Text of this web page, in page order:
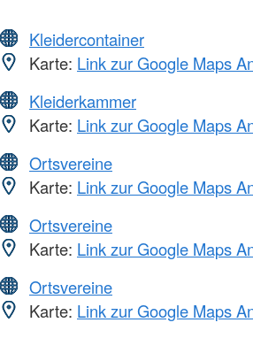
Kleidercontainer
Karte: Link zur Google Maps
Kleiderkammer
Karte: Link zur Google Maps
Ortsvereine
Karte: Link zur Google Maps
Ortsvereine
Karte: Link zur Google Maps
Ortsvereine
Karte: Link zur Google Maps